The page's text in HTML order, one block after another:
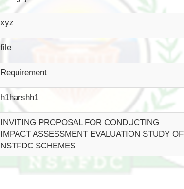
xyz
file
Requirement
h1harshh1
INVITING PROPOSAL FOR CONDUCTING
IMPACT ASSESSMENT EVALUATION STUDY OF
NSTFDC SCHEMES